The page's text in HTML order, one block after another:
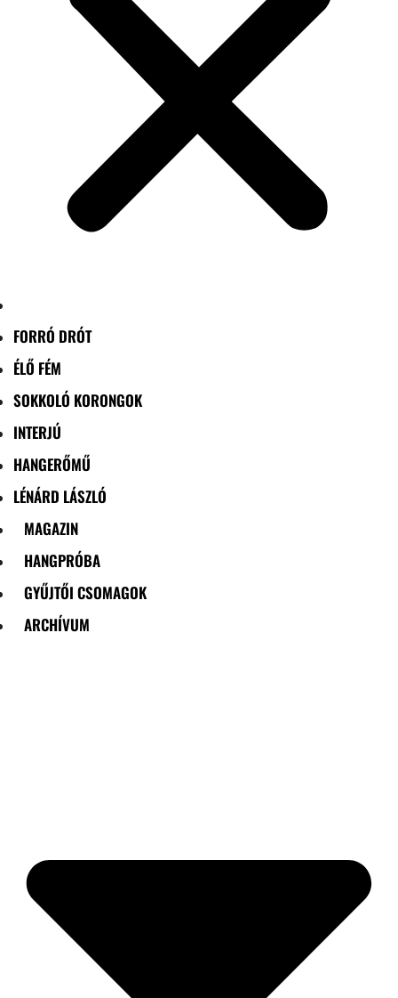
FORRÓ DRÓT
ÉLŐ FÉM
SOKKOLÓ KORONGOK
INTERJÚ
HANGERŐMŰ
LÉNÁRD LÁSZLÓ
MAGAZIN
HANGPRÓBA
GYŰJTŐI CSOMAGOK
ARCHÍVUM